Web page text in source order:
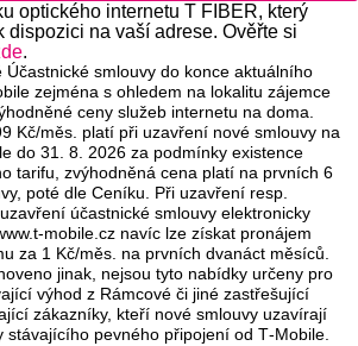
optického internetu T FIBER, který
dispozici na vaší adrese. Ověřte si
.
Účastnické smlouvy do konce aktuálního
zejména s ohledem na lokalitu zájemce
ceny služeb internetu na doma.
Kč/měs. platí při uzavření nové smlouvy na
do 31. 8. 2026 za podmínky existence
tarifu, zvýhodněná cena platí na prvních 6
poté dle Ceníku. Při uzavření resp.
účastnické smlouvy elektronicky
navíc lze získat pronájem
za 1 Kč/měs. na prvních dvanáct měsíců.
jinak, nejsou tyto nabídky určeny pro
výhod z Rámcové či jiné zastřešující
zákazníky, kteří nové smlouvy uzavírají
stávajícího pevného připojení od T‑Mobile.